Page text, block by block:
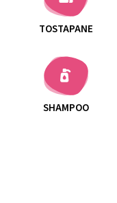
TOSTAPANE
SHAMPOO